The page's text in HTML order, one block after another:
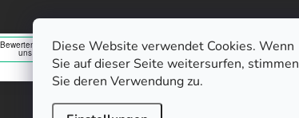
Diese Website verwendet Cookies. Wenn
Sie auf dieser Seite weitersurfen, stimmen
Sie deren Verwendung zu.